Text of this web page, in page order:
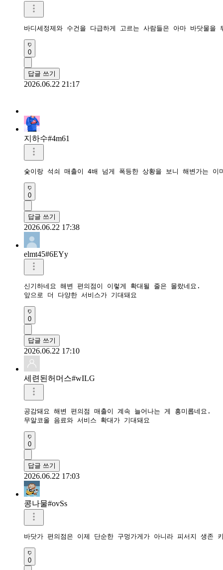
바디세정제와 수건을 다급하게 고르는 사람들은 아마 바닷물
0
답글 쓰기
2026.06.22 21:17
지하수#4m61
숯이랑 석쇠 매출이 4배 넘게 폭등한 상황을 보니 해변가는 이
0
답글 쓰기
2026.06.22 17:38
elmt45#6EYy
신기하네요 해변 편의점이 이렇게 확대될 줄은 몰랐네요.
앞으로 더 다양한 서비스가 기대돼요
0
답글 쓰기
2026.06.22 17:10
세련된허머스#wILG
공감돼요 해변 편의점 매출이 계속 늘어나는 게 흥미롭네요.
무알코올 음료와 서비스 확대가 기대돼요
0
답글 쓰기
2026.06.22 17:03
콩나물#ovSs
바닷가 편의점은 이제 단순한 구멍가게가 아니라 피서지 생존
0